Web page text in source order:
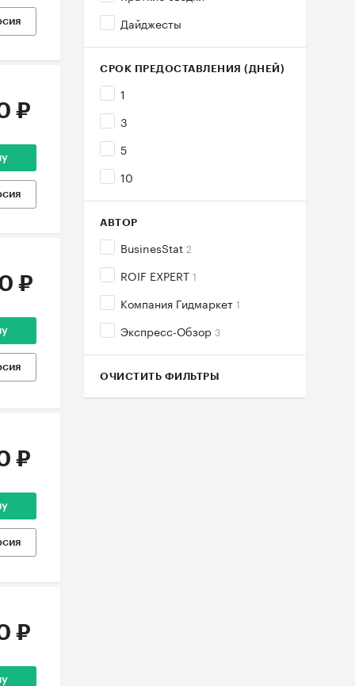
Дайджесты
СРОК ПРЕДОСТАВЛЕНИЯ (ДНЕЙ)
1
3
5
10
АВТОР
BusinesStat 2
ROIF EXPERT 1
Компания Гидмаркет 1
Экспресс-Обзор 3
ОЧИСТИТЬ ФИЛЬТРЫ
₽
₽
₽
₽